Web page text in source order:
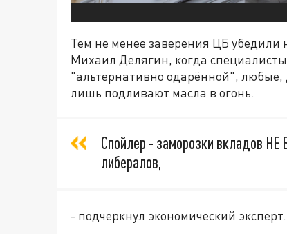
Тем не менее заверения ЦБ убедили
Михаил Делягин, когда
"альтернативно одарённой",
лишь подливают масла в огонь.
Спойлер - заморозки вкладов
либералов,
- подчеркнул экономический эксперт.